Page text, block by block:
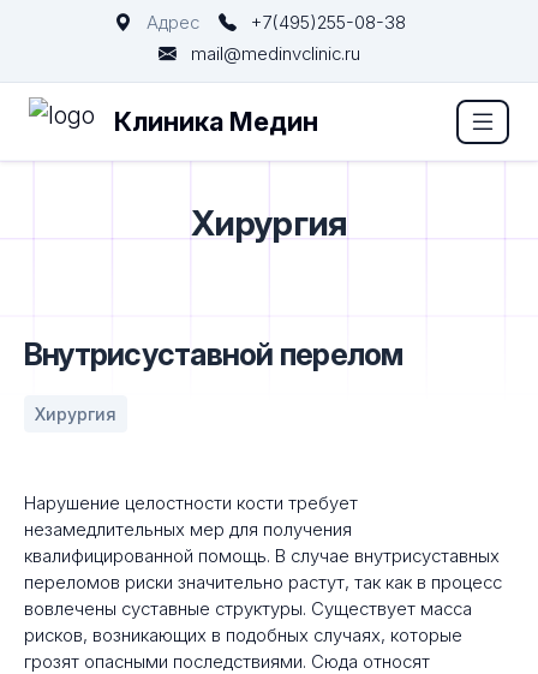
Адрес
+7(495)255-08-38
mail@medinvclinic.ru
Клиника Медин
Хирургия
Внутрисуставной перелом
Хирургия
Нарушение целостности кости требует
незамедлительных мер для получения
квалифицированной помощь. В случае внутрисуставных
переломов риски значительно растут, так как в процесс
вовлечены суставные структуры. Существует масса
рисков, возникающих в подобных случаях, которые
грозят опасными последствиями. Сюда относят